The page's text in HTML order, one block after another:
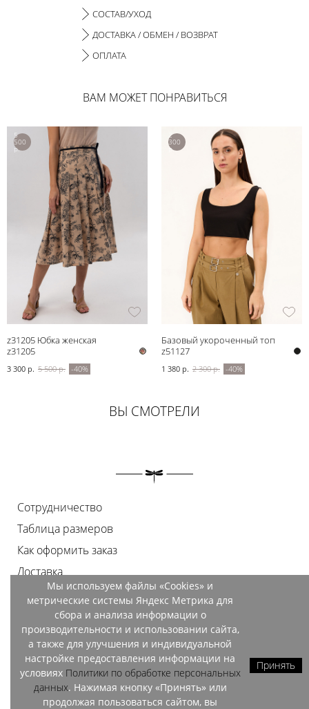
СОСТАВ/УХОД
ДОСТАВКА / ОБМЕН / ВОЗВРАТ
ОПЛАТА
ВАМ МОЖЕТ ПОНРАВИТЬСЯ
5
500
р.
z31205 Юбка женская
z31205
3 300 р. 5 500 р. -40%
2
300
р.
Базовый укороченный топ
черный
z51127
1 380 р. 2 300 р. -40%
ВЫ СМОТРЕЛИ
Сотрудничество
Таблица размеров
Как оформить заказ
Доставка
Оплата
Возврат
Документы
Контакты
Магазины
Мы используем файлы «Cookies» и
метрические системы Яндекс Метрика для
сбора и анализа информации о
производительности и использовании сайта,
а также для улучшения и индивидуальной
настройке предоставления информации на
условиях Политики по обработке персональных
данных. Нажимая кнопку «Принять» или
продолжая пользоваться сайтом, вы
Принять